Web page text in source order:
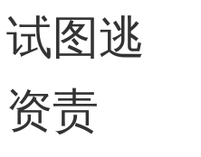
图逃
责